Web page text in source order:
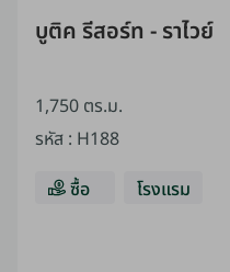
บูติค รีสอร์ท - ราไวย์
1,750 ตร.ม.
รหัส : H188
ซื้อ
โรงแรม